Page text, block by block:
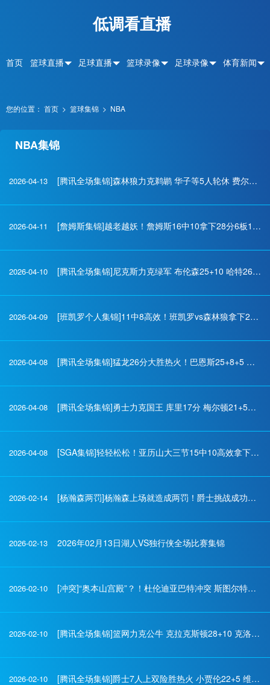
低调看直播
首页 篮球直播 足球直播 篮球录像 足球录像 体育新闻
您的位置： 首页 > 篮球集锦 > NBA
NBA集锦
2026-04-13 [腾讯全场集锦]森林狼力克鹈鹕 华子等5人轮休 费尔斯36+10 奎因30+22
2026-04-11 [詹姆斯集锦]越老越妖！詹姆斯16中10拿下28分6板12助4断 末节3次击地妙传
2026-04-10 [腾讯全场集锦]尼克斯力克绿军 布伦森25+10 哈特26分 塔图姆空砍24+13+8
2026-04-09 [班凯罗个人集锦]11中8高效！班凯罗vs森林狼拿下20+8+6集锦
2026-04-08 [腾讯全场集锦]猛龙26分大胜热火！巴恩斯25+8+5 英格拉姆23+6 维金斯24+5
2026-04-08 [腾讯全场集锦]勇士力克国王 库里17分 梅尔顿21+5&波杰20分 雷诺17+8
2026-04-08 [SGA集锦]轻轻松松！亚历山大三节15中10高效拿下25分1板8助2断 正负值+32
2026-02-14 [杨瀚森两罚]杨瀚森上场就造成两罚！爵士挑战成功！但只是换了个人犯规！
2026-02-13 2026年02月13日湖人VS独行侠全场比赛集锦
2026-02-10 [冲突]“奥本山宫殿”？！杜伦迪亚巴特冲突 斯图尔特抱不平冲进场打架
2026-02-10 [腾讯全场集锦]篮网力克公牛 克拉克斯顿28+10 克洛尼22+6 小西蒙斯23+7
2026-02-10 [腾讯全场集锦]爵士7人上双险胜热火 小贾伦22+5 维金斯26+5 阿德巴约23+11